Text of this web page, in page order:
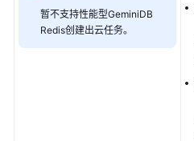
暂不支持性能型GeminiDB
Redis创建出云任务。